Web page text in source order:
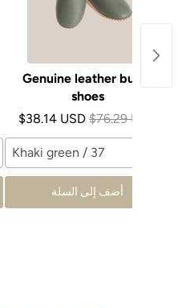
Genuine leather bulga
shoes
$38.14 USD $76.29 USD
Khaki green / 37
أضف إلى السلة